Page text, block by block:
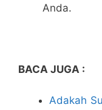
Anda.
BACA JUGA :
Adakah